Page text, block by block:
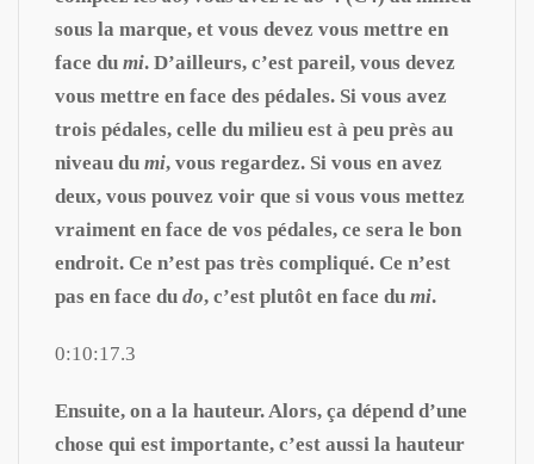
sous la marque, et vous devez vous mettre en
face du mi. D’ailleurs, c’est pareil, vous devez
vous mettre en face des pédales. Si vous avez
trois pédales, celle du milieu est à peu près au
niveau du mi, vous regardez. Si vous en avez
deux, vous pouvez voir que si vous vous mettez
vraiment en face de vos pédales, ce sera le bon
endroit. Ce n’est pas très compliqué. Ce n’est
pas en face du do, c’est plutôt en face du mi.
0:10:17.3
Ensuite, on a la hauteur. Alors, ça dépend d’une
chose qui est importante, c’est aussi la hauteur